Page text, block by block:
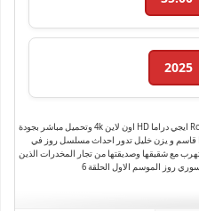
2025
مشاهدة الحلقة 6 السادسة من مسلسل روز Rose 2025 ايجي دراما HD اون لاين 4k وتحميل مباشر بجودة
قاسم و يزن خليل تدور احداث مسلسل روز في
مع شقيقها وصديقتها من تجار المخدرات الذين
روز الموسم الاول الحلقة 6